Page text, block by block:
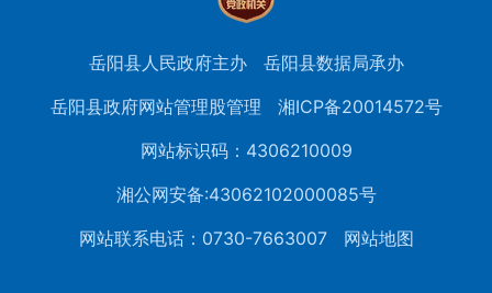
岳阳县人民政府主办
岳阳县数据局承办
岳阳县政府网站管理股管理
湘ICP备20014572号
网站标识码：4306210009
湘公网安备:43062102000085号
网站联系电话：0730-7663007
网站地图